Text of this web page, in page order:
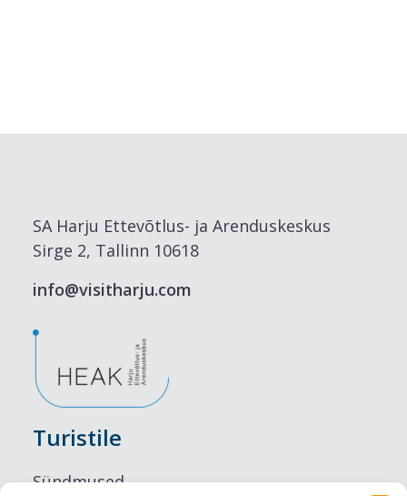
SA Harju Ettevõtlus- ja Arenduskeskus
Sirge 2, Tallinn 10618
info@visitharju.com
Turistile
Sündmused